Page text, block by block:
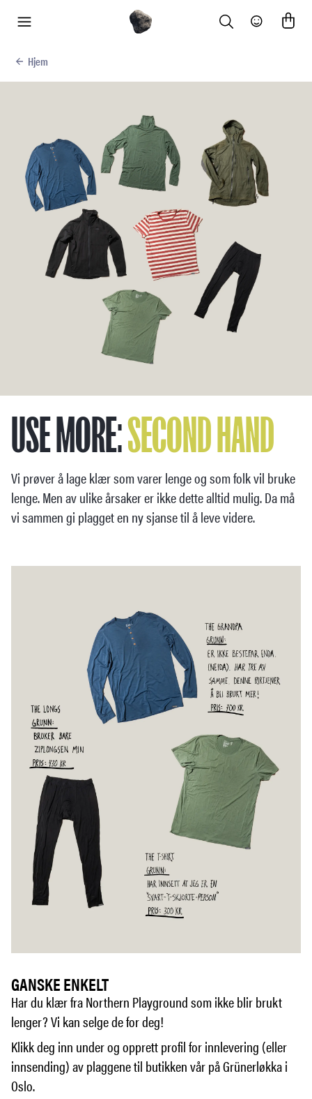
Search Community
Hjem
USE MORE:SECOND HAND
Vi prøver å lage klær som varer lenge og som folk vil bruke
lenge. Men av ulike årsaker er ikke dette alltid mulig. Da må
vi sammen gi plagget en ny sjanse til å leve videre.
GANSKE ENKELT
Har du klær fra Northern Playground som ikke blir brukt
lenger? Vi kan selge de for deg!
Klikk deg inn under og opprett profil for innlevering (eller
innsending) av plaggene til butikken vår på Grünerløkka i
Oslo.